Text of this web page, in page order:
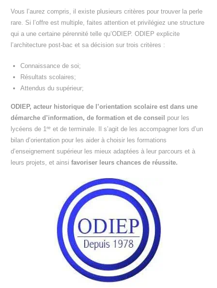
Vous l’aurez compris, il existe plusieurs critères pour trouver la perle
rare. Si l’offre est multiple, faites attention et privilégiez une structure
qui a une certaine pérennité telle qu’ODIEP. ODIEP explicite
l’architecture post-bac et sa décision sur trois critères :
Connaissance de soi;
Résultats scolaires;
Attendus du supérieur;
ODIEP, acteur historique de l’orientation scolaire est dans une
démarche d’information, de formation et de conseil
pour les
lycéens de 1re et de terminale. Il s’agit de les accompagner lors d’un
bilan d’orientation pour les aider à choisir les formations
d’enseignement supérieur les mieux adaptées à leur parcours et à
leurs projets, et ainsifavoriser leurs chances de réussite.